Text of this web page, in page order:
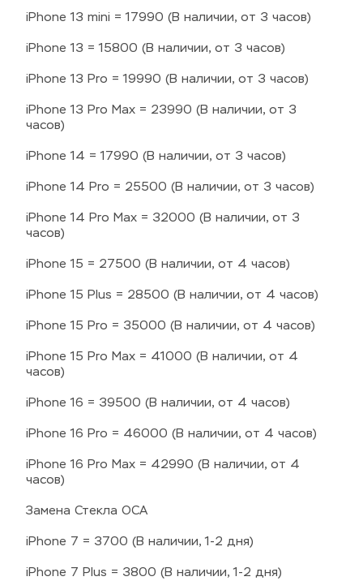
iPhone 13 mini = 17990 (В наличии, от 3 часов)
iPhone 13 = 15800 (В наличии, от 3 часов)
iPhone 13 Pro = 19990 (В наличии, от 3 часов)
iPhone 13 Pro Max = 23990 (В наличии, от 3
часов)
iPhone 14 = 17990 (В наличии, от 3 часов)
iPhone 14 Pro = 25500 (В наличии, от 3 часов)
iPhone 14 Pro Max = 32000 (В наличии, от 3
часов)
iPhone 15 = 27500 (В наличии, от 4 часов)
iPhone 15 Plus = 28500 (В наличии, от 4 часов)
iPhone 15 Pro = 35000 (В наличии, от 4 часов)
iPhone 15 Pro Max = 41000 (В наличии, от 4
часов)
iPhone 16 = 39500 (В наличии, от 4 часов)
iPhone 16 Pro = 46000 (В наличии, от 4 часов)
iPhone 16 Pro Max = 42990 (В наличии, от 4
часов)
Замена Стекла OCA
iPhone 7 = 3700 (В наличии, 1-2 дня)
iPhone 7 Plus = 3800 (В наличии, 1-2 дня)